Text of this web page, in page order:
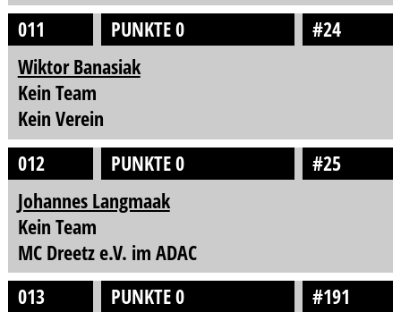
011
PUNKTE 0
#24
Wiktor Banasiak
Kein Team
Kein Verein
012
PUNKTE 0
#25
Johannes Langmaak
Kein Team
MC Dreetz e.V. im ADAC
013
PUNKTE 0
#191